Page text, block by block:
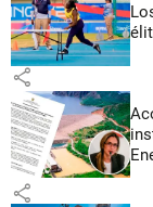
share
share